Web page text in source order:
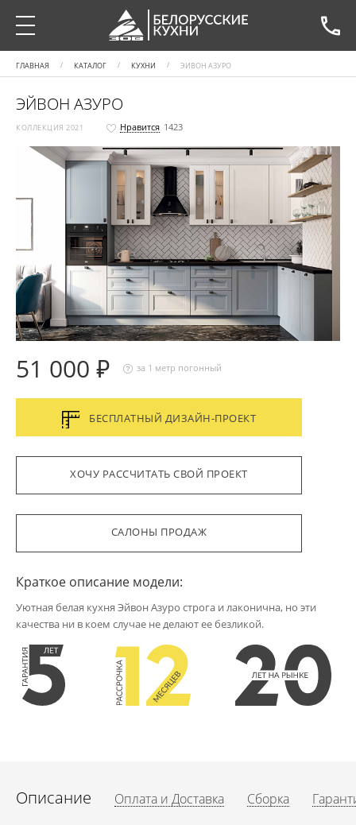
ГЛАВНАЯ КАТАЛОГ КУХНИ ЭЙВОН АЗУРО
ЭЙВОН АЗУРО
КОЛЛЕКЦИЯ 2021 Нравится 1423
51 000 ₽ за 1 метр погонный
БЕСПЛАТНЫЙ ДИЗАЙН-ПРОЕКТ
ХОЧУ РАССЧИТАТЬ СВОЙ ПРОЕКТ
САЛОНЫ ПРОДАЖ
Краткое описание модели:
Уютная белая кухня Эйвон Азуро строга и лаконична, но эти
качества ни в коем случае не делают ее безликой.
Описание Оплата и Доставка Сборка